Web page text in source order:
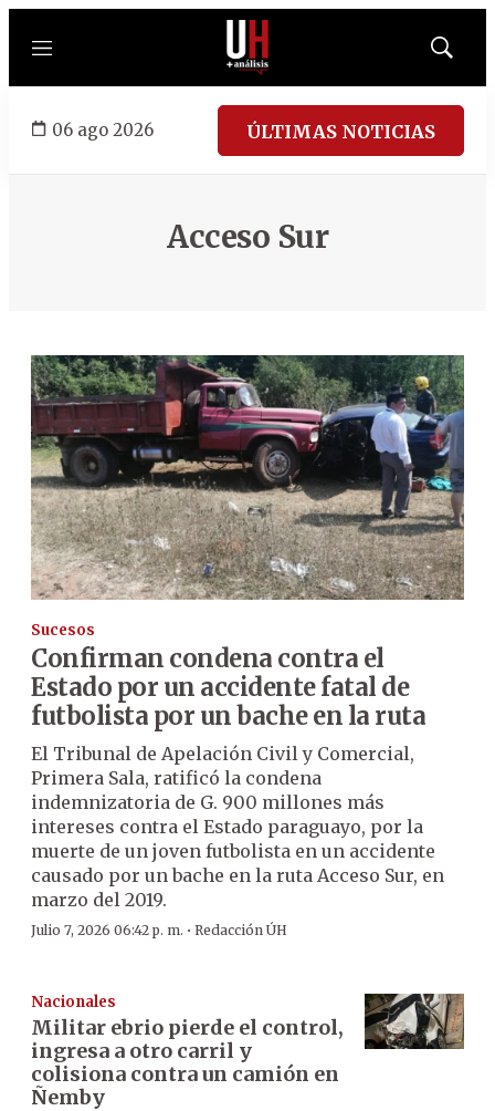
Menú
Mostrar
06 ago 2026 ÚLTIMAS NOTICIAS
Acceso Sur
Sucesos
Confirman condena contra el
Estado por un accidente fatal de
futbolista por un bache en la ruta
El Tribunal de Apelación Civil y Comercial,
Primera Sala, ratificó la condena
indemnizatoria de G. 900 millones más
intereses contra el Estado paraguayo, por la
muerte de un joven futbolista en un accidente
causado por un bache en la ruta Acceso Sur, en
marzo del 2019.
Julio 7, 2026 06:42 p. m. · Redacción ÚH
Nacionales
Militar ebrio pierde el control,
ingresa a otro carril y
colisiona contra un camión en
Ñemby